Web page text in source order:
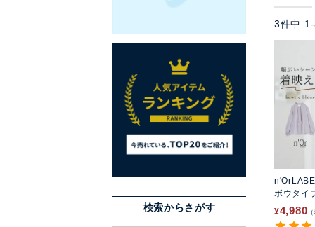
検索からさがす
3件中 1 -
ボウタイ
¥4,980